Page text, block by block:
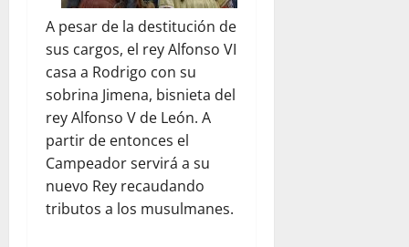
A pesar de la destitución de
sus cargos, el rey Alfonso VI
casa a Rodrigo con su
sobrina Jimena, bisnieta del
rey Alfonso V de León. A
partir de entonces el
Campeador servirá a su
nuevo Rey recaudando
tributos a los musulmanes.